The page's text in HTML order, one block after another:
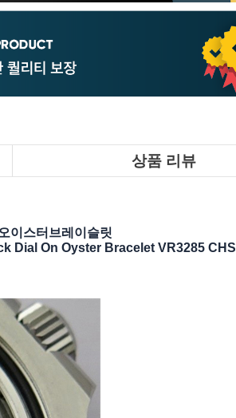
상품 리뷰
이스터브레이슬릿
Dial On Oyster Bracelet VR3285 CHS